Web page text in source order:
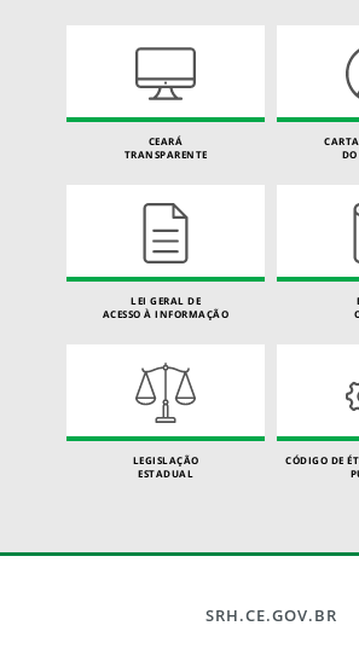
CEARÁ
TRANSPARENTE
LEI GERAL DE
ACESSO À INFORMAÇÃO
LEGISLAÇÃO
ESTADUAL
CÓDIGO DE
SRH.CE.GOV.BR